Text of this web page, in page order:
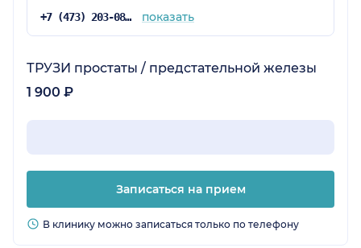
+7 (473) 203-08-36 показать
ТРУЗИ простаты / предстательной железы
1 900 ₽
Записаться на прием
В клинику можно записаться только по телефону